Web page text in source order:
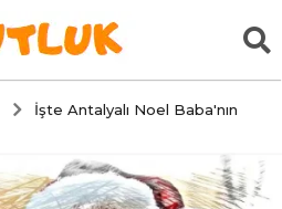
İşte Antalyalı Noel Baba'nın